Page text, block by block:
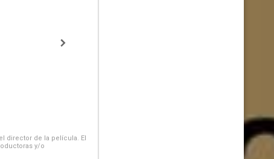
director de la película. El
y/o